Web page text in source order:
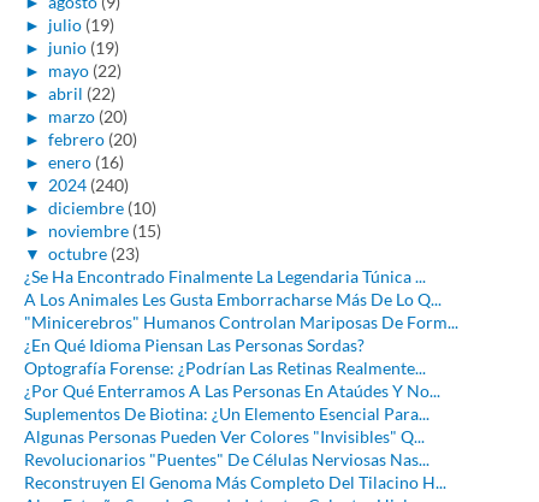
► julio (19)
► junio (19)
► mayo (22)
► abril (22)
► marzo (20)
► febrero (20)
► enero (16)
▼ 2024 (240)
► diciembre (10)
► noviembre (15)
▼ octubre (23)
¿Se Ha Encontrado Finalmente La Legendaria Túnica ...
A Los Animales Les Gusta Emborracharse Más De Lo Q...
"Minicerebros" Humanos Controlan Mariposas De Form...
¿En Qué Idioma Piensan Las Personas Sordas?
Optografía Forense: ¿Podrían Las Retinas Realmente...
¿Por Qué Enterramos A Las Personas En Ataúdes Y No...
Suplementos De Biotina: ¿Un Elemento Esencial Para...
Algunas Personas Pueden Ver Colores "Invisibles" Q...
Revolucionarios "Puentes" De Células Nerviosas Nas...
Reconstruyen El Genoma Más Completo Del Tilacino H...